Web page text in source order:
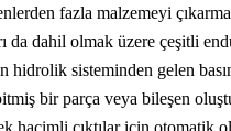
fazla malzemeyi
da dahil olmak üzere çeşitli
hidrolik sisteminden gelen
bir parça veya bileşen
hacimli çıktılar için otomatik